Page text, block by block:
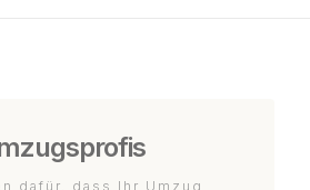
dafür, dass Ihr Umzug